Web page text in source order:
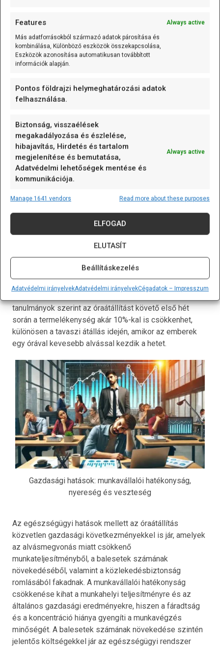
Features Always active
Más adatforrásokból származó adatok párosítása és
kombinálása, Különböző eszközök összekapcsolása,
Eszközök azonosítása automatikusan továbbított
információk alapján.
Pontos földrajzi helymeghatározási adatok
felhasználása.
Biztonság, visszaélések
megakadályozása és észlelése,
hibajavítás, Hirdetés és tartalom
megjelenítése és bemutatása,
Adatvédelmi lehetőségek mentése és
kommunikációja.
Always active
Manage 1641 vendors Read more about these purposes
ELFOGAD
ELUTASÍT
Beállításkezelés
Adatvédelmi irányelvekAdatvédelmi irányelvekCégadatok – Impresszum
áramfogyasztást, mivel a nappali órákban működő
légkondicionálás jelentős többletenergiát igényel.
Példa erre az Egyesült Államok egyes déli régiói, ahol a
hosszabb nappali órák miatt nő az energiaigény a hűtés
szempontjai tehát régiónként és klimatikus viszonyok
mivoltának megítélése. Bár az energiatakarékossági cél
kezdetben fontos érv volt, napjainkban sokan inkább
mítosznak tartják, hogy az óraátállítás érdemi hatást
gyakorol az energiamegtakarításra.
hatékonyság, nyereség és
Az óraátállítás gazdasági hatásai jelentős változásokkal
járhatnak, amelyek különböző iparágakban eltérően
éreztetik hatásukat. Az alvásmegvonás és a biológiai
ritmus felborulása gyakran csökkenti a munkavállalók
hatékonyságát, ami a termelékenységben és az
tanulmányok szerint az óraátállítást követő első hét
során a termelékenység akár 10%-kal is csökkenhet,
különösen a tavaszi átállás idején, amikor az emberek
egy órával kevesebb alvással kezdik a hetet.
Gazdasági hatások: munkavállalói hatékonyság,
nyereség és veszteség
Az egészségügyi hatások mellett az óraátállítás
közvetlen gazdasági következményekkel is jár, amelyek
az alvásmegvonás miatt csökkenő
munkateljesítményből, a balesetek számának
növekedéséből, valamint a közlekedésbiztonság
romlásából fakadnak. A munkavállalói hatékonyság
csökkenése kihat a munkahelyi teljesítményre és az
általános gazdasági eredményekre, hiszen a fáradtság
és a koncentráció hiánya gyengíti a munkavégzés
minőségét. A balesetek számának növekedése szintén
jelentős költségekkel jár az egészségügyi rendszer